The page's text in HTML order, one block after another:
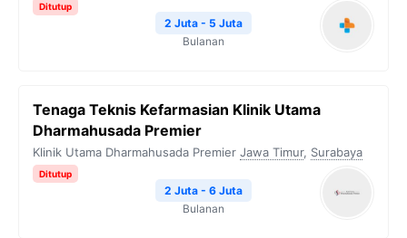
Ditutup
2 Juta - 5 Juta
Bulanan
Tenaga Teknis Kefarmasian Klinik Utama
Dharmahusada Premier
Klinik Utama Dharmahusada Premier Jawa Timur, Surabaya
Ditutup
2 Juta - 6 Juta
Bulanan